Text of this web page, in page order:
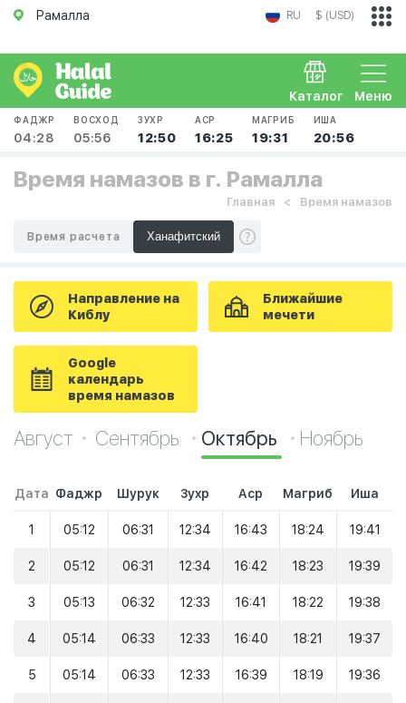
Рамалла RU $ (USD)
Меню
Каталог
ФАДЖР
04:28
ВОСХОД
05:56
ЗУХР
12:50
АСР
16:25
МАГРИБ
19:31
ИША
20:56
Время намазов в г. Рамалла
Главная Время намазов
Время расчета
Направление на
Киблу
Ближайшие
мечети
Google
календарь
время намазов
Август Сентябрь Октябрь Ноябрь
Дата Фаджр Шурук Зухр Аср Магриб Иша
1 05:12 06:31 12:34 16:43 18:24 19:41
2 05:12 06:31 12:34 16:42 18:23 19:39
3 05:13 06:32 12:33 16:41 18:22 19:38
4 05:14 06:33 12:33 16:40 18:21 19:37
5 05:14 06:33 12:33 16:39 18:19 19:36